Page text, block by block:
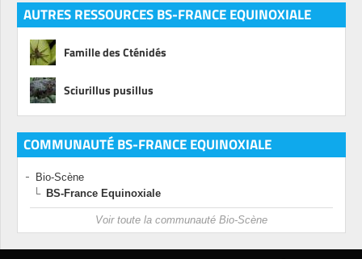
AUTRES RESSOURCES BS-FRANCE EQUINOXIALE
Famille des Cténidés
Sciurillus pusillus
COMMUNAUTÉ BS-FRANCE EQUINOXIALE
Bio-Scène
BS-France Equinoxiale
Voir toute la communauté Bio-Scène